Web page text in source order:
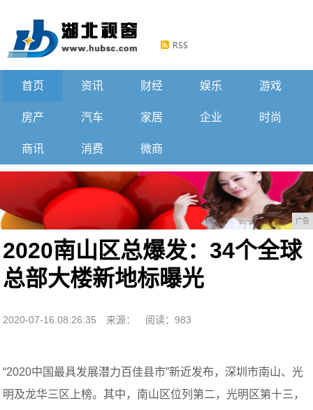
首页 资讯 财经 娱乐 游戏
房产 汽车 家居 企业 时尚
商讯 消费 微商
广告
2020南山区总爆发：34个全球
总部大楼新地标曝光
2020-07-16 08:26:35 来源： 阅读：983
“2020中国最具发展潜力百佳县市”新近发布，深圳市南山、光
明及龙华三区上榜。其中，南山区位列第二，光明区第十三，